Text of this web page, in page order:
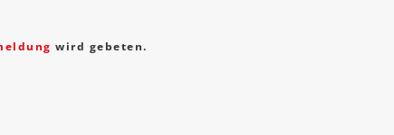
wird gebeten.